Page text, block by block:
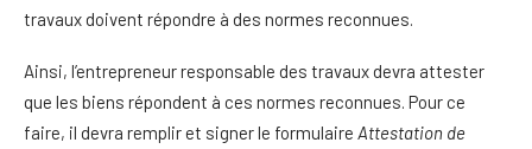
travaux doivent répondre à des normes reconnues.
Ainsi, l’entrepreneur responsable des travaux devra attester
que les biens répondent à ces normes reconnues. Pour ce
faire, il devra remplir et signer le formulaire Attestation de